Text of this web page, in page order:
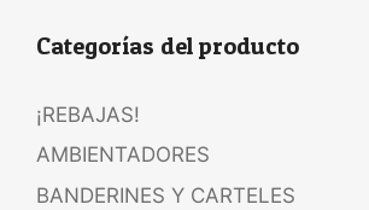
Categorías del producto
¡REBAJAS!
AMBIENTADORES
BANDERINES Y CARTELES